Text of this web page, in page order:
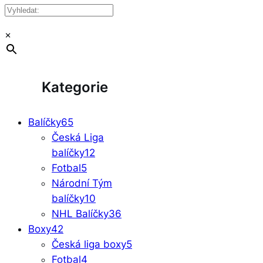
×
Kategorie
Balíčky65
Česká Liga
balíčky12
Fotbal5
Národní Tým
balíčky10
NHL Balíčky36
Boxy42
Česká liga boxy5
Fotbal4